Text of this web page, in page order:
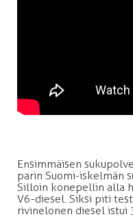
Ensimmäisen
parin Suomi-iskelmän
Silloin konepellin alla
V6-diesel. Siksi piti
rivinelonen diesel istui